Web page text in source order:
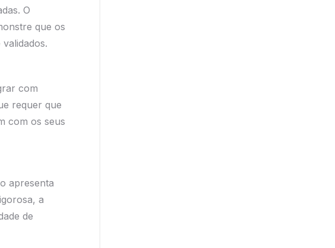
O
que os
com
requer que
com os seus
apresenta
a
de